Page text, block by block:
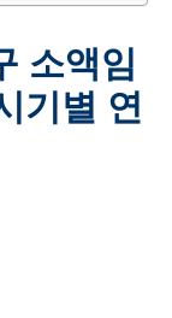
소액임
기별 연